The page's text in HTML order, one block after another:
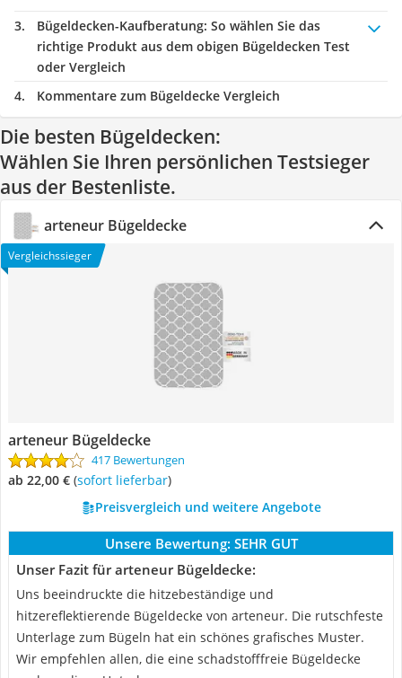
Bügeldecken-Kaufberatung: So wählen Sie das
richtige Produkt aus dem obigen Bügeldecken Test
oder Vergleich
Kommentare zum Bügeldecke Vergleich
Die besten Bügeldecken:
Wählen Sie Ihren persönlichen Testsieger
aus der Bestenliste.
arteneur Bügeldecke
Vergleichssieger
arteneur Bügeldecke
417 Bewertungen
ab 22,00 € ( Sofort lieferbar)
Preisvergleich und weitere Angebote
Unsere Bewertung: SEHR GUT
Unser Fazit für arteneur Bügeldecke:
Uns beeindruckte die hitzebeständige und
hitzereflektierende Bügeldecke von arteneur. Die rutschfeste
Unterlage zum Bügeln hat ein schönes grafisches Muster.
Wir empfehlen allen, die eine schadstofffreie Bügeldecke